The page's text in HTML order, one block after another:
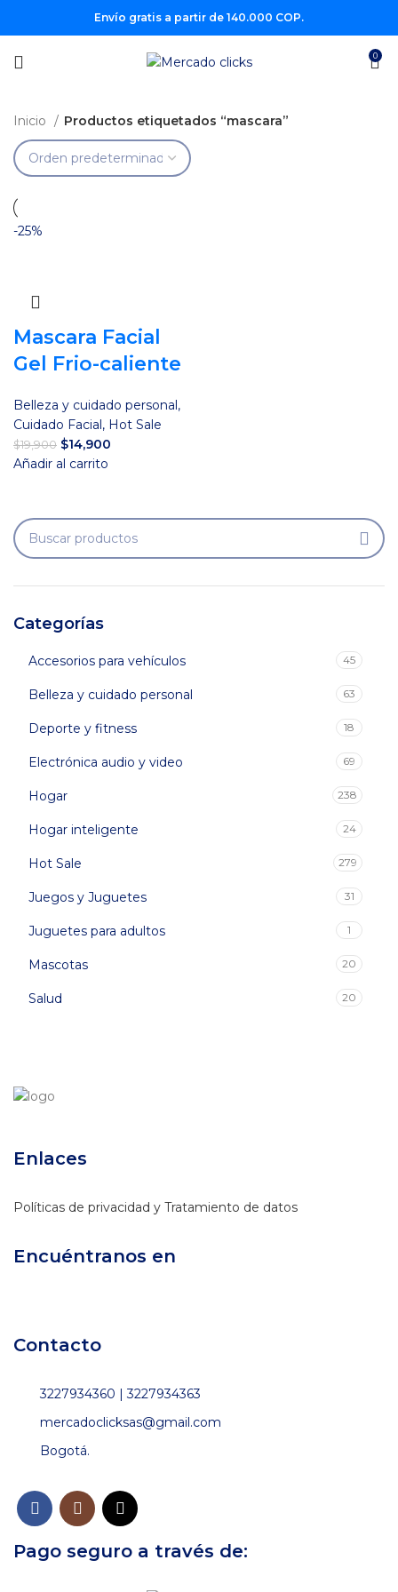
Envío gratis a partir de 140.000 COP.
0
Categorías
Accesorios para vehículos 45
Belleza y cuidado personal 63
Deporte y fitness 18
Electrónica audio y video 69
Hogar 238
Hogar inteligente 24
Hot Sale 279
Juegos y Juguetes 31
Juguetes para adultos 1
Mascotas 20
Salud 20
Inicio Productos etiquetados “mascara”
-25%
Mascara Facial
Gel Frio-caliente
Belleza y cuidado personal,
Cuidado Facial, Hot Sale
$19,900 El
precio
$19,900.
$14,900
$14,900.
Añadir al carrito
Enlaces
Políticas de privacidad y Tratamiento de datos
Encuéntranos en
Contacto
3227934360 | 3227934363
mercadoclicksas@gmail.com
Bogotá.
Pago seguro a través de: